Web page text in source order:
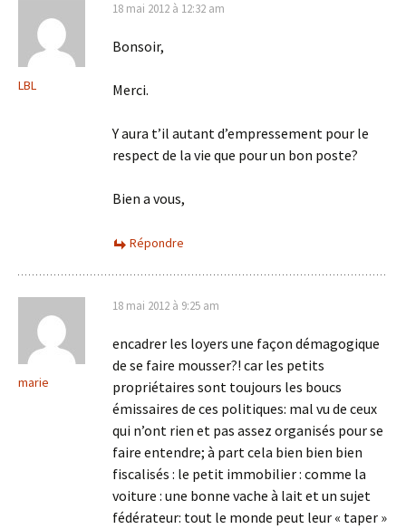
LBL
18 mai 2012 à 12:32 am
Bonsoir,
Merci.
Y aura t’il autant d’empressement pour le
respect de la vie que pour un bon poste?
Bien a vous,
Répondre
marie
18 mai 2012 à 9:25 am
encadrer les loyers une façon démagogique
de se faire mousser?! car les petits
propriétaires sont toujours les boucs
émissaires de ces politiques: mal vu de ceux
qui n’ont rien et pas assez organisés pour se
faire entendre; à part cela bien bien bien
fiscalisés : le petit immobilier : comme la
voiture : une bonne vache à lait et un sujet
fédérateur: tout le monde peut leur « taper »